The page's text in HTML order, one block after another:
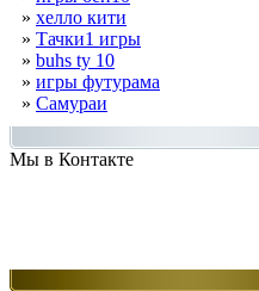
» хелло кити
» Тачки1 игры
» buhs ty 10
» игры футурама
» Самураи
Мы в Контакте